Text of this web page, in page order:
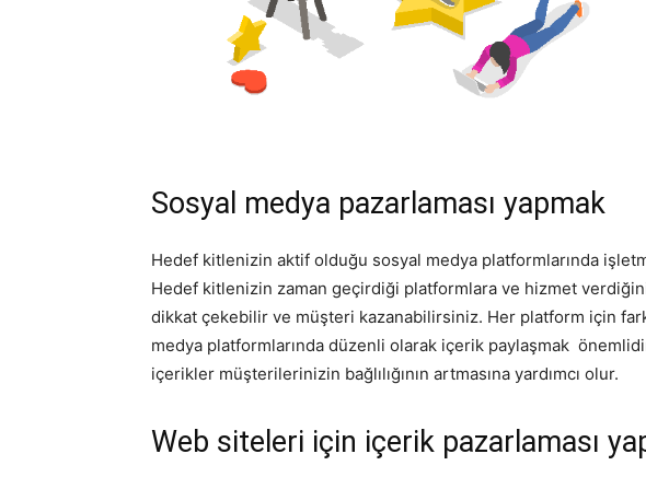
Sosyal medya pazarlaması yapmak
Hedef kitlenizin aktif olduğu sosyal medya platformlarında
Hedef kitlenizin zaman geçirdiği platformlara ve hizmet
dikkat çekebilir ve müşteri kazanabilirsiniz. Her platform için
medya platformlarında düzenli olarak içerik paylaşmak
içerikler müşterilerinizin bağlılığının artmasına yardımcı olur.
Web siteleri için içerik pazarlaması